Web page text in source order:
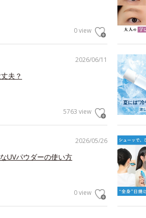
0 view
2026/06/11
夫？
5763 view
2026/05/26
UVパウダーの使い方
0 view